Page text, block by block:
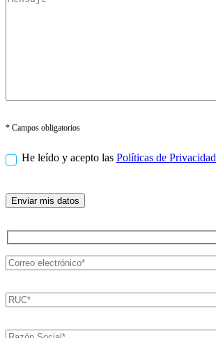
* Campos obligatorios
He leído y acepto las Políticas de Privacidad